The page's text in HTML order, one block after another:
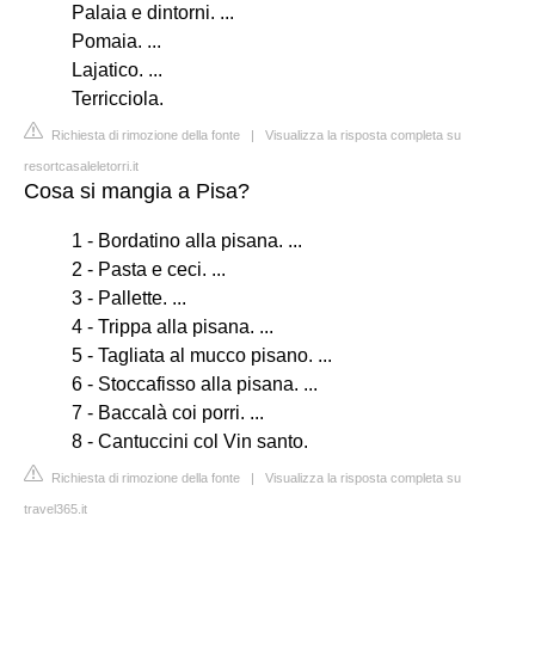
Palaia e dintorni. ...
Pomaia. ...
Lajatico. ...
Terricciola.
Richiesta di rimozione della fonte | Visualizza la risposta completa su
resortcasaleletorri.it
Cosa si mangia a Pisa?
1 - Bordatino alla pisana. ...
2 - Pasta e ceci. ...
3 - Pallette. ...
4 - Trippa alla pisana. ...
5 - Tagliata al mucco pisano. ...
6 - Stoccafisso alla pisana. ...
7 - Baccalà coi porri. ...
8 - Cantuccini col Vin santo.
Richiesta di rimozione della fonte | Visualizza la risposta completa su
travel365.it